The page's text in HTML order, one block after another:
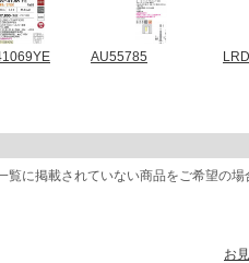
AU55785
に掲載されていない商品をご希望の場
お